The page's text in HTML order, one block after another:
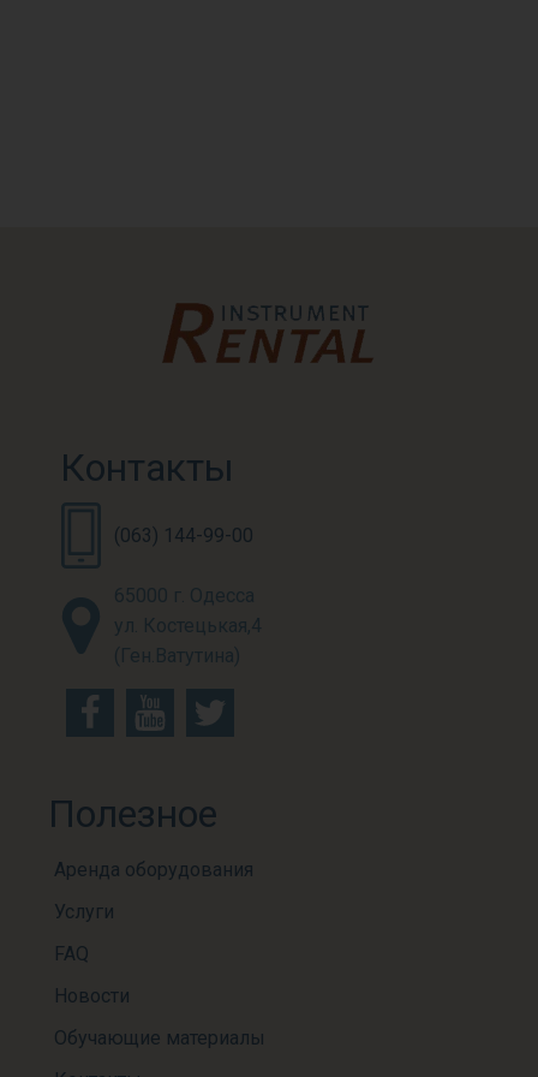
Контакты
(063) 144-99-00
65000 г. Одесса
ул. Костецькая,4
(Ген.Ватутина)
Полезное
Аренда оборудования
Услуги
FAQ
Новости
Обучающие материалы